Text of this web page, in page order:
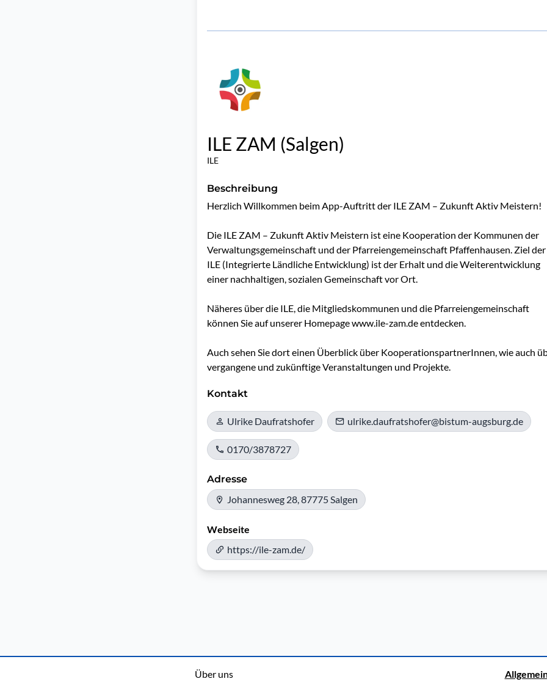
ILE ZAM (Salgen)
ILE
Beschreibung
Herzlich Willkommen beim App-Auftritt der ILE ZAM – Zukunft Aktiv Meistern!
Die ILE ZAM – Zukunft Aktiv Meistern ist eine Kooperation der Kommunen der
Verwaltungsgemeinschaft und der Pfarreiengemeinschaft Pfaffenhausen. Ziel der
ILE (Integrierte Ländliche Entwicklung) ist der Erhalt und die Weiterentwicklung
einer nachhaltigen, sozialen Gemeinschaft vor Ort.
Näheres über die ILE, die Mitgliedskommunen und die Pfarreiengemeinschaft
können Sie auf unserer Homepage www.ile-zam.de entdecken.
Auch sehen Sie dort einen Überblick über KooperationspartnerInnen, wie auch
vergangene und zukünftige Veranstaltungen und Projekte.
Kontakt
Ulrike Daufratshofer ulrike.daufratshofer@bistum-augsburg.de
0170/3878727
Adresse
Johannesweg 28, 87775 Salgen
Webseite
https://ile-zam.de/
Über uns